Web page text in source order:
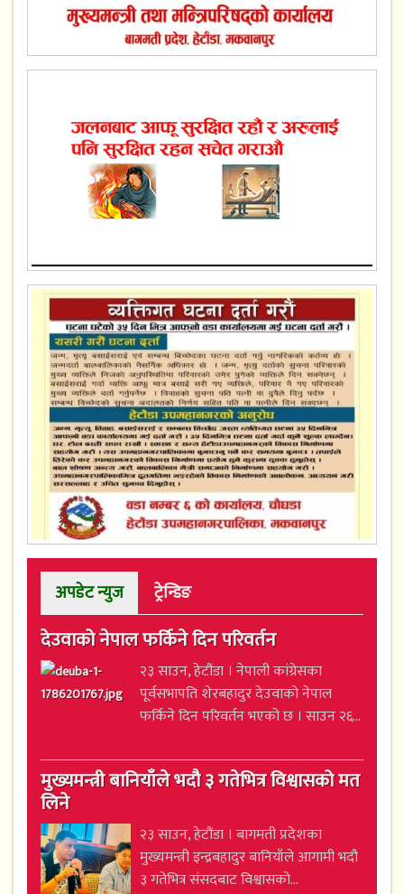
अपडेट न्युज ट्रेन्डिङ
देउवाको नेपाल फर्किने दिन परिवर्तन
२३ साउन, हेटौंडा । नेपाली कांग्रेसका
पूर्वसभापति शेरबहादुर देउवाको नेपाल
फर्किने दिन परिवर्तन भएको छ । साउन २६...
मुख्यमन्त्री बानियाँले भदौ ३ गतेभित्र विश्वासको मत
लिने
२३ साउन, हेटौंडा । बागमती प्रदेशका
मुख्यमन्त्री इन्द्रबहादुर बानियाँले आगामी भदौ
३ गतेभित्र संसदबाट विश्वासको...